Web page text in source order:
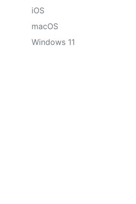
iOS
macOS
Windows 11